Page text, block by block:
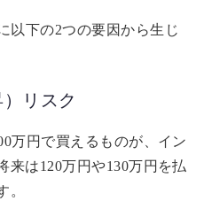
以下の2つの要因から生じ
リスク
万円で買えるものが、イン
来は120万円や130万円を払
。